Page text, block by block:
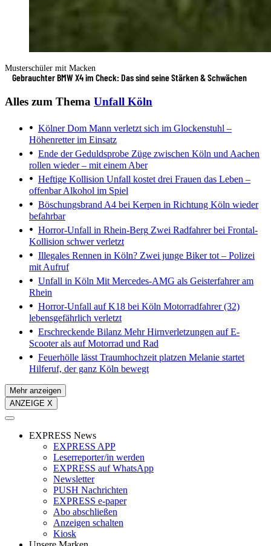
Musterschüler mit Macken
Gebrauchter BMW X4 im Check: Das sind seine Stärken & Schwächen
Alles zum Thema Unfall Köln
Kölner Dom Mann verletzt sich im Glockenstuhl –
Höhenretter im Einsatz
Ende der Geduldsprobe Züge zwischen Köln und Aachen
rollen wieder – mit einem Aber
Heftige Kollision Unfall kostet drei Frauen das Leben –
offenbar Alkohol im Spiel
Böschungsbrand A4 bei Kerpen in Richtung Köln wieder
befahrbar
Horror-Unfall in Rhein-Berg Zwei Radfahrer bei Frontal-
Kollision schwer verletzt
Illegales Rennen in Köln? Zwei junge Biker tot – Polizei
mit Aufruf
Unfall in Köln Mit Mercedes-AMG als Geisterfahrer am
Rhein
Horror-Unfall auf K18 bei Köln Motorradfahrer (32)
lebensgefährlich verletzt
Erschreckende Bilanz Mehr Hirnverletzungen auf E-
Scooter als auf Motorrad und Rad
Feuerhölle lässt Traumhochzeit platzen Melanie startet
Hilferuf, der ganz Köln bewegt
Mehr anzeigen
ANZEIGE X
EXPRESS News
EXPRESS APP
Leserreporter/in werden
EXPRESS auf WhatsApp
Newsletter
PUSH Nachrichten
EXPRESS e-paper
Abo abschließen
Anzeigen schalten
Kiosk